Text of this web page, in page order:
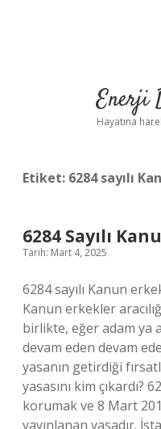
Enerji
Hayatına
Etiket: 6284 sayılı
6284 Sayılı
Tarih: Mart 4, 2025
6284 sayılı Kanun
Kanun erkekler
birlikte, eğer adam ya
devam eden devam
yasanın getirdiği
yasasını kim çıkardı?
korumak ve 8 Mart
yayınlanan yasadır.